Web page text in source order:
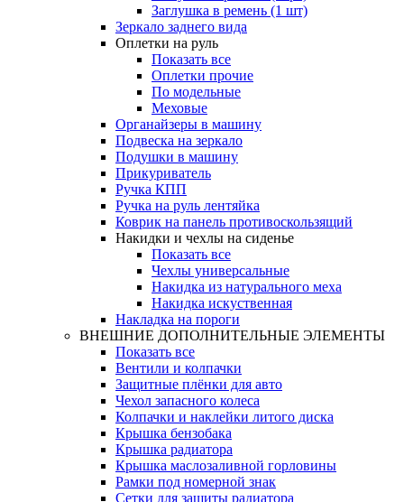
Заглушка в ремень (1 шт)
Зеркало заднего вида
Оплетки на руль
Показать все
Оплетки прочиe
По модельные
Меховые
Органайзеры в машину
Подвеска на зеркало
Подушки в машину
Прикуриватель
Ручка КПП
Ручка на руль лентяйка
Коврик на панель противоскользящий
Накидки и чехлы на сиденье
Показать все
Чехлы универсальные
Накидка из натурального меха
Накидка искуственная
Накладка на пороги
ВНЕШНИЕ ДОПОЛНИТЕЛЬНЫЕ ЭЛЕМЕНТЫ
Показать все
Вентили и колпачки
Защитные плёнки для авто
Чехол запасного колеса
Колпачки и наклейки литого диска
Крышка бензобака
Крышка радиатора
Крышка маслозаливной горловины
Рамки под номерной знак
Сетки для защиты радиатора